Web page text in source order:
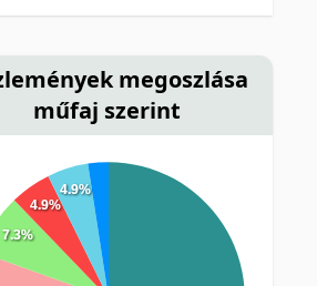
megoszlása
műfaj szerint
7.3%
4.9%
4.9%